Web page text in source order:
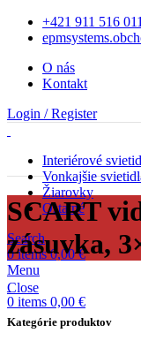
+421 911 516 011
O nás
Kontakt
Login / Register
Interiérové
Vonkajšie
Žiarovky
Ostatné
Search
0items 0,00€
Menu
0 items 0,00 €
SCART
zásuvka,
Close
Kategórie produktov